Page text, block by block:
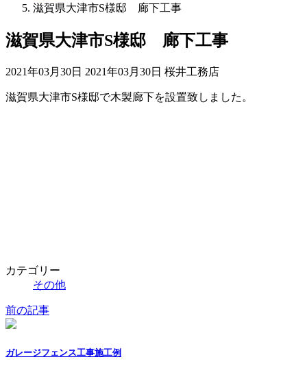
滋賀県大津市S様邸 廊下工事
滋賀県大津市S様邸 廊下工事
2021年03月30日 最
更
2021年03月30日 桜井工務店
滋賀県大津市S様邸で木製廊下を設置致しました。
カテゴリー
その他
前の記事
ガレージフェンス工事施工例